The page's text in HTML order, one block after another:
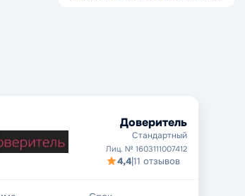
Доверитель
Стандартный
Лиц. № 1603111007412
4,4|11 отзывов